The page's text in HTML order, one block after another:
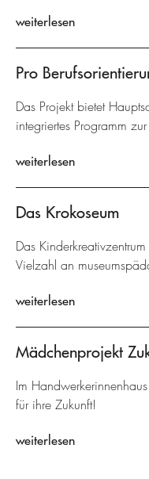
weiterlesen
Pro
Das Projekt bietet
integriertes Programm
weiterlesen
Das Krokoseum
Das
Vielzahl an
weiterlesen
Mädchenprojekt
Im
für ihre Zukunft!
weiterlesen